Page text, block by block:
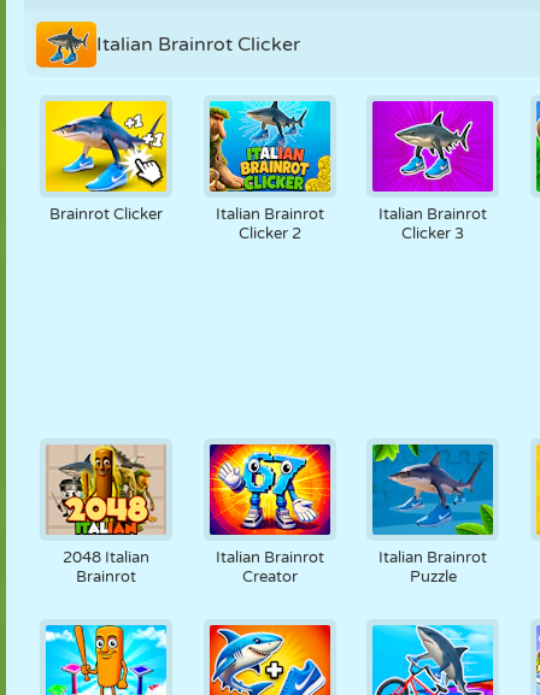
Italian Brainrot Clicker
Brainrot Clicker
Italian Brainrot
Clicker 2
Italian Brainrot
Clicker 3
2048 Italian
Brainrot
Italian Brainrot
Creator
Italian Brainrot
Puzzle